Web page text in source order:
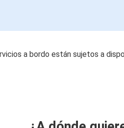
a bordo están sujetos a